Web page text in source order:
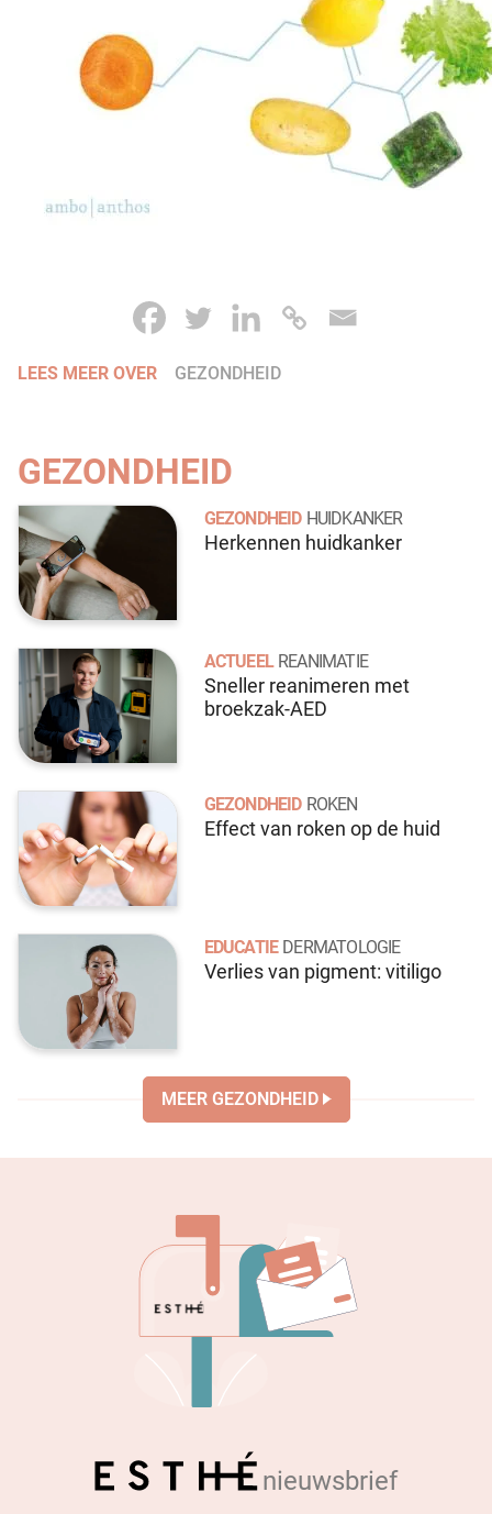
LEES MEER OVER GEZONDHEID
GEZONDHEID
GEZONDHEID HUIDKANKER
Herkennen huidkanker
ACTUEEL REANIMATIE
Sneller reanimeren met
broekzak-AED
GEZONDHEID ROKEN
Effect van roken op de huid
EDUCATIE DERMATOLOGIE
Verlies van pigment: vitiligo
MEER GEZONDHEID
nieuwsbrief